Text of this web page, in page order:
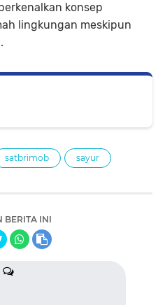
konsep
lingkungan meskipun
satbrimob sayur
BERITA INI